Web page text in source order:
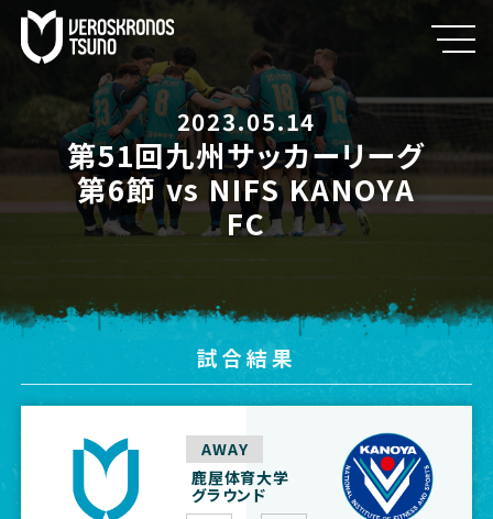
2023.05.14
第51回九州サッカーリーグ
第6節 vs NIFS KANOYA
FC
試合結果
AWAY
鹿屋体育大学
グラウンド